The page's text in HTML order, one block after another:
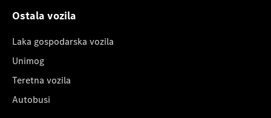
Ostala vozila
Laka gospodarska vozila
Unimog
Teretna vozila
Autobusi